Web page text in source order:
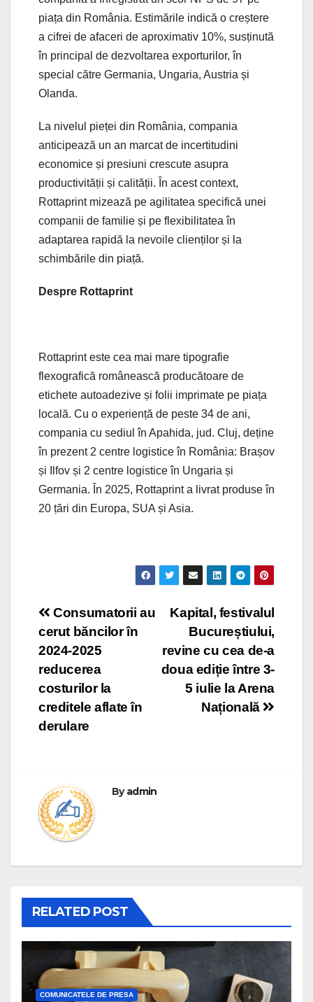
piața din România. Estimările indică o creștere
a cifrei de afaceri de aproximativ 10%, susținută
în principal de dezvoltarea exporturilor, în
special către Germania, Ungaria, Austria și
Olanda.
La nivelul pieței din România, compania
anticipează un an marcat de incertitudini
economice și presiuni crescute asupra
productivității și calității. În acest context,
Rottaprint mizează pe agilitatea specifică unei
companii de familie și pe flexibilitatea în
adaptarea rapidă la nevoile clienților și la
schimbările din piață.
Despre Rottaprint
Rottaprint este cea mai mare tipografie
flexografică românească producătoare de
etichete autoadezive și folii imprimate pe piața
locală. Cu o experiență de peste 34 de ani,
compania cu sediul în Apahida, jud. Cluj, deține
în prezent 2 centre logistice în România: Brașov
și Ilfov și 2 centre logistice în Ungaria și
Germania. În 2025, Rottaprint a livrat produse în
20 țări din Europa, SUA și Asia.
Post
navigation
Kapital, festivalul
Bucureștiului,
revine cu cea de-a
doua ediție între 3-
5 iulie la Arena
Națională
Consumatorii au
cerut băncilor în
2024-2025
reducerea
costurilor la
creditele aflate în
derulare
Byadmin
RELATED POST
COMUNICATELE DE PRESA